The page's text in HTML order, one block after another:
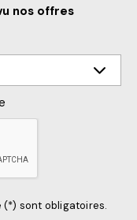
nos offres
(*) sont obligatoires.